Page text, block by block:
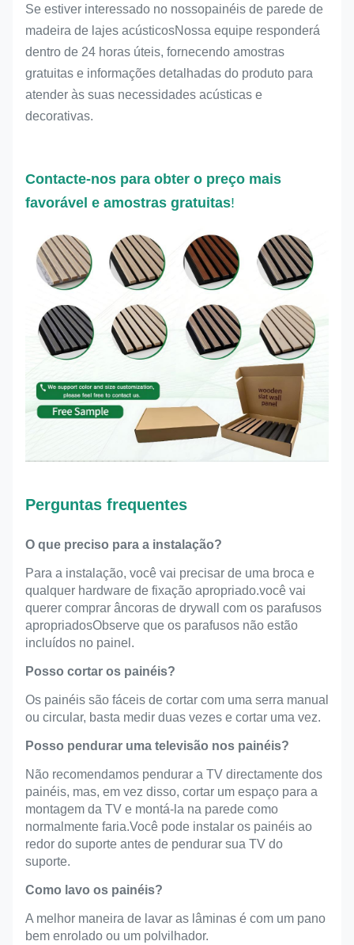
Se estiver interessado no nossopainéis de parede de
madeira de lajes acústicosNossa equipe responderá
dentro de 24 horas úteis, fornecendo amostras
gratuitas e informações detalhadas do produto para
atender às suas necessidades acústicas e
decorativas.
Contacte-nos para obter o preço mais
favorável e amostras gratuitas!
Perguntas frequentes
O que preciso para a instalação?
Para a instalação, você vai precisar de uma broca e
qualquer hardware de fixação apropriado.você vai
querer comprar âncoras de drywall com os parafusos
apropriadosObserve que os parafusos não estão
incluídos no painel.
Posso cortar os painéis?
Os painéis são fáceis de cortar com uma serra manual
ou circular, basta medir duas vezes e cortar uma vez.
Posso pendurar uma televisão nos painéis?
Não recomendamos pendurar a TV directamente dos
painéis, mas, em vez disso, cortar um espaço para a
montagem da TV e montá-la na parede como
normalmente faria.Você pode instalar os painéis ao
redor do suporte antes de pendurar sua TV do
suporte.
Como lavo os painéis?
A melhor maneira de lavar as lâminas é com um pano
bem enrolado ou um polvilhador.